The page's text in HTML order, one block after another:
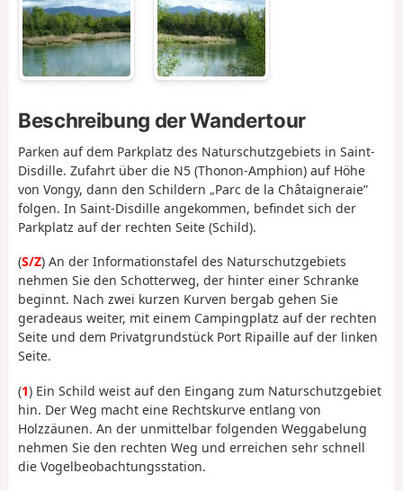
Beschreibung der Wandertour
Parken auf dem Parkplatz des Naturschutzgebiets in Saint-
Disdille. Zufahrt über die N5 (Thonon-Amphion) auf Höhe
von Vongy, dann den Schildern „Parc de la Châtaigneraie”
folgen. In Saint-Disdille angekommen, befindet sich der
Parkplatz auf der rechten Seite (Schild).
(S/Z) An der Informationstafel des Naturschutzgebiets
nehmen Sie den Schotterweg, der hinter einer Schranke
beginnt. Nach zwei kurzen Kurven bergab gehen Sie
geradeaus weiter, mit einem Campingplatz auf der rechten
Seite und dem Privatgrundstück Port Ripaille auf der linken
Seite.
(1) Ein Schild weist auf den Eingang zum Naturschutzgebiet
hin. Der Weg macht eine Rechtskurve entlang von
Holzzäunen. An der unmittelbar folgenden Weggabelung
nehmen Sie den rechten Weg und erreichen sehr schnell
die Vogelbeobachtungsstation.